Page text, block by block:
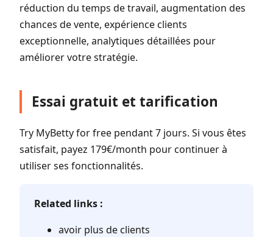
réduction du temps de travail, augmentation des
chances de vente, expérience clients
exceptionnelle, analytiques détaillées pour
améliorer votre stratégie.
Essai gratuit et tarification
Try MyBetty for free pendant 7 jours. Si vous êtes
satisfait, payez 179€/month pour continuer à
utiliser ses fonctionnalités.
Related links :
avoir plus de clients